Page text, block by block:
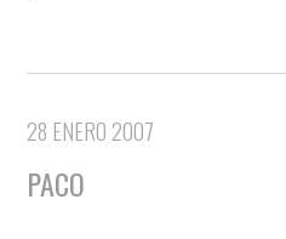
28 ENERO 2007
PACO